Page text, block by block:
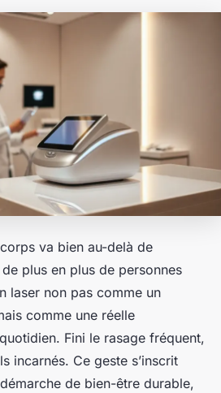
va bien au-delà de
plus en plus de personnes
laser non pas comme un
comme une réelle
Fini le rasage fréquent,
incarnés. Ce geste s’inscrit
de bien-être durable,